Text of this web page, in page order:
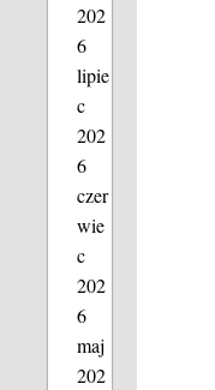
202
6
lipie
c
202
6
czer
wie
c
202
6
maj
202